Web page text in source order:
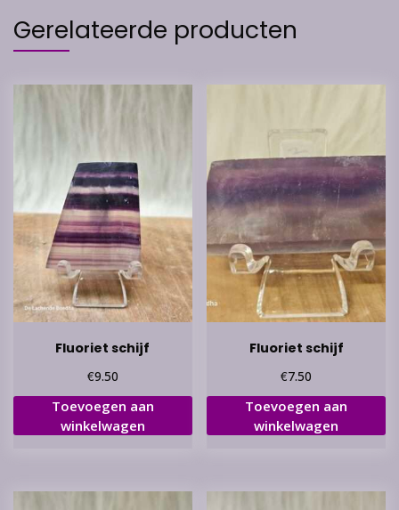
Gerelateerde producten
Fluoriet schijf
€9.50
Toevoegen aan
winkelwagen
Fluoriet schijf
€7.50
Toevoegen aan
winkelwagen